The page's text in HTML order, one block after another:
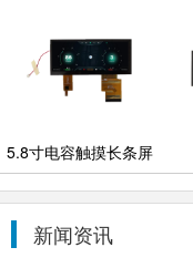
5.8寸电容触摸长条屏
新闻资讯